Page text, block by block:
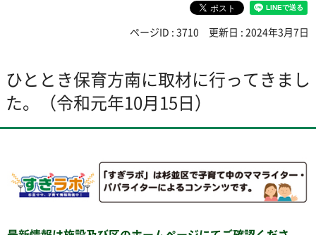
ページID : 3710 更新日 : 2024年3月7日
ひととき保育方南に取材に行ってきまし
た。（令和元年10月15日）